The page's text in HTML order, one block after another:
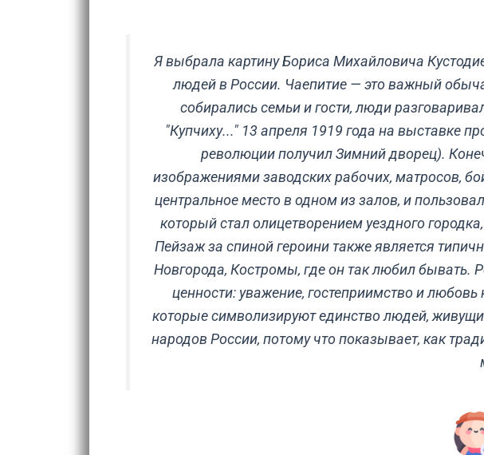
Я выбрала картину Бориса Михайловича
людей в России. Чаепитие — это важный
собирались семьи и гости, люди
"Купчиху..." 13 апреля 1919 года на выставке
революции получил Зимний дворец).
изображениями заводских рабочих, матросов,
центральное место в одном из залов, и
который стал олицетворением уездного
Пейзаж за спиной героини также является
Новгорода, Костромы, где он так любил бывать.
ценности: уважение, гостеприимство и
которые символизируют единство людей,
народов России, потому что показывает, как